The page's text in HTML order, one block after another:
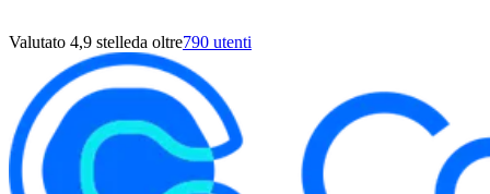
Valutato 4,9 stelleda oltre790 utenti